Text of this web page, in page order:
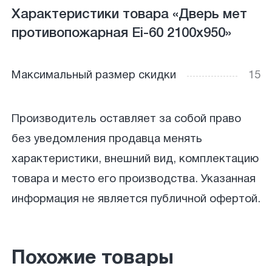
Характеристики товара «Дверь мет
противопожарная Ei-60 2100х950»
Максимальный размер скидки 15
Производитель оставляет за собой право
без уведомления продавца менять
характеристики, внешний вид, комплектацию
товара и место его производства. Указанная
информация не является публичной офертой.
Похожие товары